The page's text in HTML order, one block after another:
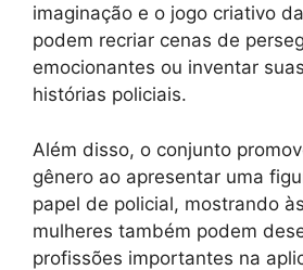
imaginação e o jogo criativo
podem recriar cenas de
emocionantes ou inventar
histórias policiais.
Além disso, o conjunto
gênero ao apresentar uma
papel de policial, mostrando
mulheres também podem
profissões importantes na